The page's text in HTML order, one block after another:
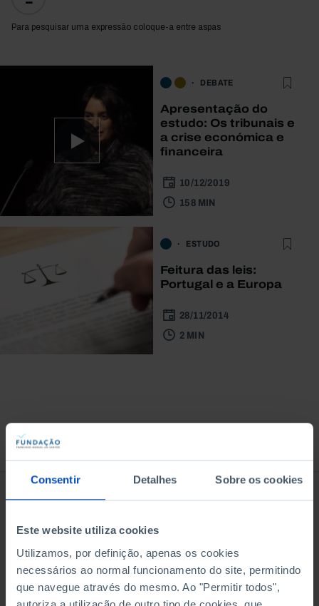
Consentir Detalhes Sobre os cookies
Este website utiliza cookies
Utilizamos, por definição, apenas os cookies
necessários ao normal funcionamento do site, permitindo
que navegue através do mesmo. Ao "Permitir todos",
Para pesquisar uma expressão coloque-a entre aspas
DEBATE
Apresentação do
estudo: Os tribunais e
a crise económica e
financeira
10/12/2019
158 MIN
ESTUDO
Feitura das leis:
Portugal e a Europa
28/11/2014
2 MIN